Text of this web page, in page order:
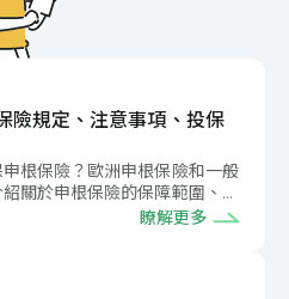
險規定、注意事項、投保
根保險？歐洲申根保險和一般
關於申根保險的保障範圍、申
瞭解更多